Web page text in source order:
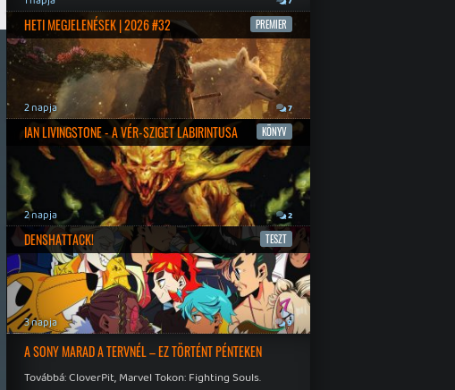
HETI MEGJELENÉSEK | 2026 #32 PREMIER
2 napja 7
IAN LIVINGSTONE - A VÉR-SZIGET LABIRINTUSA KÖNYV
2 napja 2
DENSHATTACK! TESZT
3 napja 9
A SONY MARAD A TERVNÉL – EZ TÖRTÉNT PÉNTEKEN
Továbbá: CloverPit, Marvel Tokon: Fighting Souls.